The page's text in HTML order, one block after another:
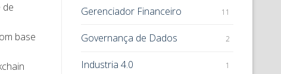
de
base
Gerenciador Financeiro 11
Governança de Dados 2
Industria 4.0 1